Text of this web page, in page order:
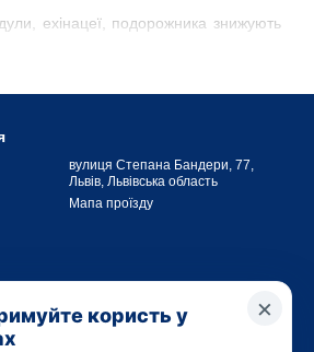
ехінацеї, подорожника знижують
рота – це комплекс заходів, який
вулиця Степана Бандери, 77,
Львів, Львівська область
Мапа проїзду